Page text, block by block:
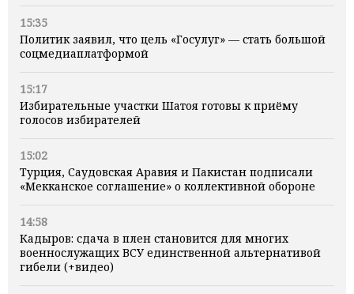
15:35
Политик заявил, что цель «Госулуг» — стать большой
соцмедиаплатформой
15:17
Избирательные участки Шатоя готовы к приёму
голосов избирателей
15:02
Турция, Саудовская Аравия и Пакистан подписали
«Мекканское соглашение» о коллективной обороне
14:58
Кадыров: сдача в плен становится для многих
военнослужащих ВСУ единственной альтернативой
гибели (+видео)